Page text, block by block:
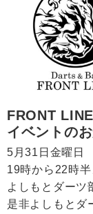
FRONT LINE
イベントの
5月31日金曜日
19時から22時
よしもとダーツ
是非よしもとダ